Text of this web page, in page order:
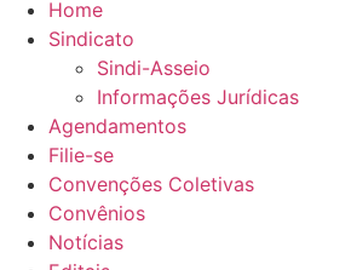
Home
Sindicato
Sindi-Asseio
Informações Jurídicas
Agendamentos
Filie-se
Convenções Coletivas
Convênios
Notícias